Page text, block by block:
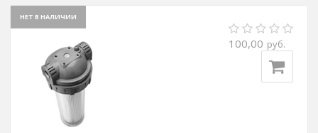
НЕТ В НАЛИЧИИ
100,00 руб.